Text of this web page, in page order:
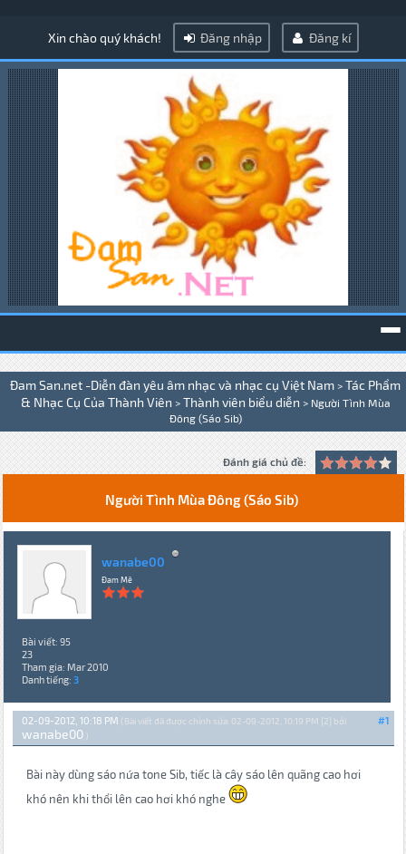
Xin chào quý khách! Đăng nhập Đăng kí
Đam San.net -Diễn đàn yêu âm nhạc và nhạc cụ Việt Nam > Tác Phẩm
& Nhạc Cụ Của Thành Viên > Thành viên biểu diễn > Người Tình Mùa
Đông (Sáo Sib)
Đánh giá chủ đề:
Người Tình Mùa Đông (Sáo Sib)
wanabe00
Đam Mê
Bài viết: 95
23
Tham gia: Mar 2010
Danh tiếng: 3
#1
02-09-2012, 10:18 PM (Bài viết đã được chỉnh sửa: 02-09-2012, 10:19 PM {2} bởi
wanabe00.)
Bài này dùng sáo nứa tone Sib, tiếc là cây sáo lên quãng cao hơi
khó nên khi thổi lên cao hơi khó nghe